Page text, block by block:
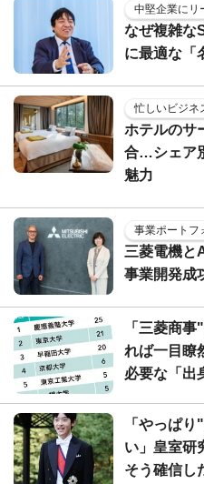
中堅企業にリ
なぜ複雑な
に最適な「
忙しいビジネ
ホテルのサ
合…シェア
魅力
事業ポートフ
三菱電機と
事業開発成
「三菱商
れば一目瞭
必要な「出
「やっぱ
い」皇室研
そう確信し